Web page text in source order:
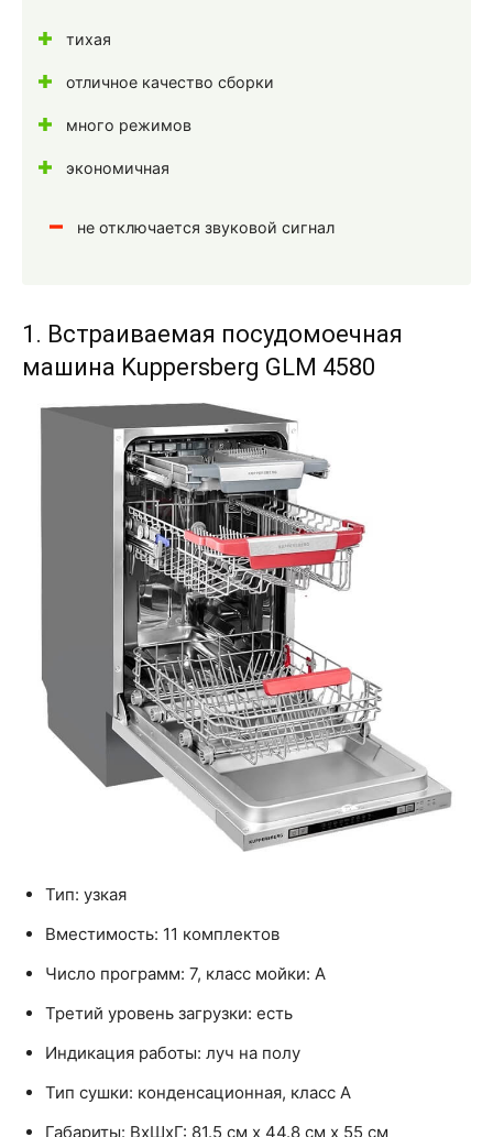
тихая
отличное качество сборки
много режимов
экономичная
не отключается звуковой сигнал
1. Встраиваемая посудомоечная
машина Kuppersberg GLM 4580
Тип: узкая
Вместимость: 11 комплектов
Число программ: 7, класс мойки: A
Третий уровень загрузки: есть
Индикация работы: луч на полу
Тип сушки: конденсационная, класс A
Габариты: ВхШхГ: 81.5 см х 44.8 см х 55 см